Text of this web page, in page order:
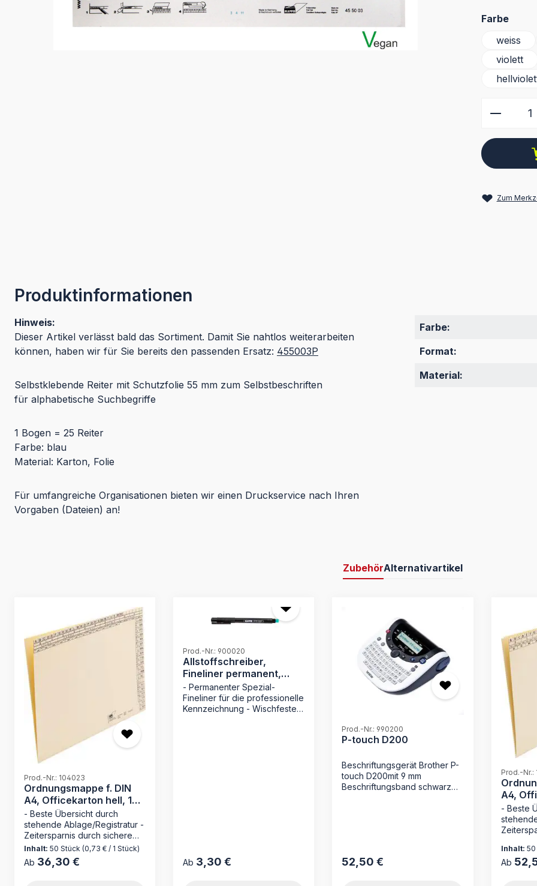
Farbe
weiss
violett
Zum
Produktinformationen
Hinweis:
Dieser Artikel verlässt bald das Sortiment. Damit Sie nahtlos weiterarbeiten
können, haben wir für Sie bereits den passenden Ersatz: 455003P
Selbstklebende Reiter mit Schutzfolie 55 mm zum Selbstbeschriften
für alphabetische Suchbegriffe
1 Bogen = 25 Reiter
Farbe: blau
Material: Karton, Folie
Für umfangreiche Organisationen bieten wir einen Druckservice nach Ihren
Vorgaben (Dateien) an!
Farbe:
Format:
Material:
ZubehörAlternativartikel
Produktgalerie überspringen
Prod.-Nr.: 104023
Ordnungsmappe f. DIN
A4, Officekarton hell, 170
g/qm
- Beste Übersicht durch
stehende Ablage/Registratur -
Zeitersparnis durch sichere
Loseblattablage - ohne
Mechanik wie bei hängender
Registratur - Made in Germany
Inhalt: 50 Stück (0,73 € / 1 Stück)
Regulärer Preis:
Ab 36,30 €
Prod.-Nr.: 900020
Allstoffschreiber,
Fineliner permanent,
schwarz
- Permanenter Spezial-
Fineliner für die professionelle
Kennzeichnung - Wischfeste
Fineliner wurde speziell
entwickelt, um glatte
Regulärer Preis:
Ab 3,30 €
Prod.-Nr.: 990200
P-touch D200
Beschriftungsgerät Brother P-
touch D200mit 9 mm
Beschriftungsband schwarz
Regulärer Preis:
52,50 €
Prod.-Nr.:
A4,
230 g/
- Beste
Inhalt: 50
Ab